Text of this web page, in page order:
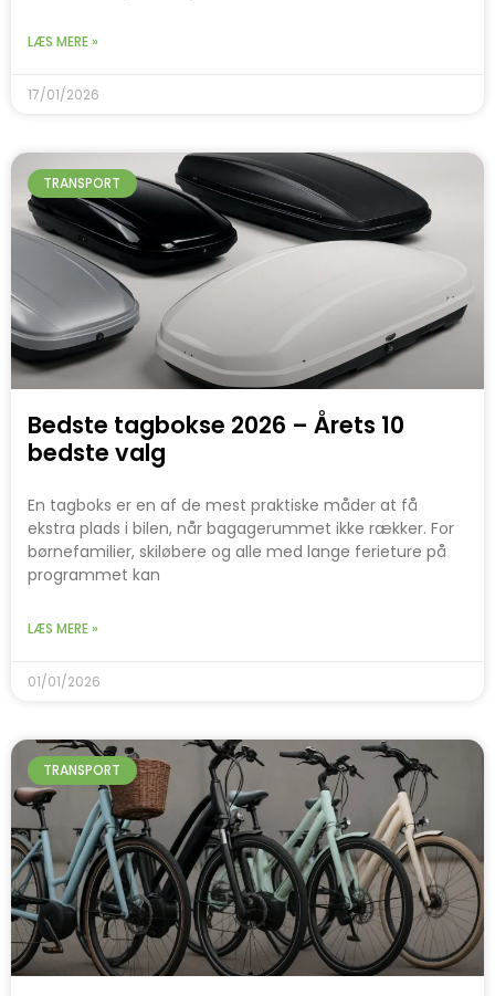
LÆS MERE »
17/01/2026
TRANSPORT
Bedste tagbokse 2026 – Årets 10
bedste valg
En tagboks er en af de mest praktiske måder at få
ekstra plads i bilen, når bagagerummet ikke rækker. For
børnefamilier, skiløbere og alle med lange ferieture på
programmet kan
LÆS MERE »
01/01/2026
TRANSPORT